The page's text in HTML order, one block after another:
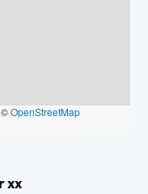
©OpenStreetMap
xx